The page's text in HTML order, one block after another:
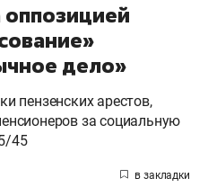
оппозицией
дело»
пензенских арестов,
за социальную
45